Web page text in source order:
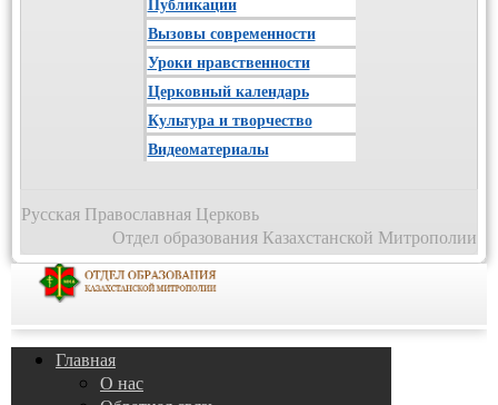
Вызовы современности
Уроки нравственности
Церковный календарь
Культура и творчество
Видеоматериалы
Русская Православная Церковь
Отдел образования Казахстанской Митрополии
Главная
О нас